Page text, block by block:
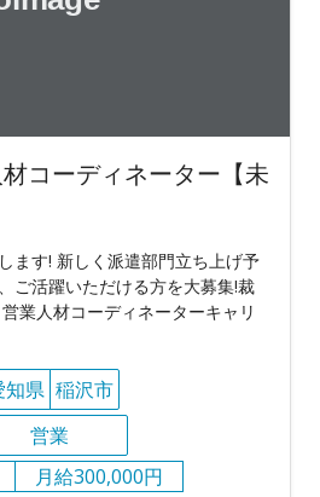
コーディネーター【未
ます! 新しく派遣部門立ち上げ予
ご活躍いただける方を大募集!裁
業人材コーディネーターキャリ
知県 稲沢市
営業
月給300,000円